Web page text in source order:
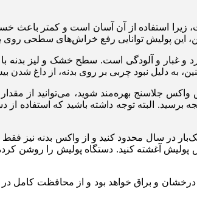
زیرا استفاده از آن آسان است و کمتر
این پولیش توانایی رفع خراش‌های سطحی
و غبار و آلودگی است. سطح خشک و لیز
به دلیل نبود چربی بر روی بدنه، از داغ
واکس جلاسنج بهره‌مند شوید، می‌توانید از
برسید. البته توجه داشته باشید که
در سال محدود کنید و از واکس بدنه نیز
پولیش آغشته کنید. دستگاه پولیش را
و براق خواهد بود و از محافظت کامل